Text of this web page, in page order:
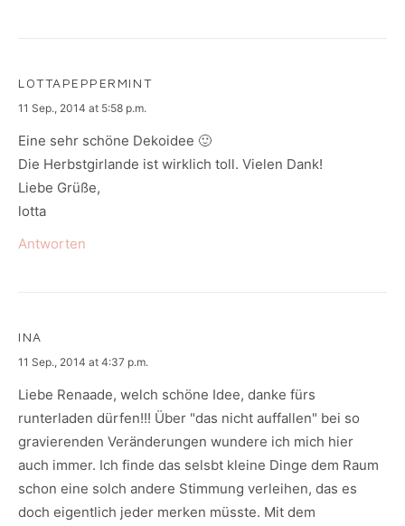
LOTTAPEPPERMINT
says:
11 Sep., 2014 at 5:58 p.m.
Eine sehr schöne Dekoidee 🙂
Die Herbstgirlande ist wirklich toll. Vielen Dank!
Liebe Grüße,
lotta
Antworten
INA
says:
11 Sep., 2014 at 4:37 p.m.
Liebe Renaade, welch schöne Idee, danke fürs
runterladen dürfen!!! Über "das nicht auffallen" bei so
gravierenden Veränderungen wundere ich mich hier
auch immer. Ich finde das selsbt kleine Dinge dem Raum
schon eine solch andere Stimmung verleihen, das es
doch eigentlich jeder merken müsste. Mit dem